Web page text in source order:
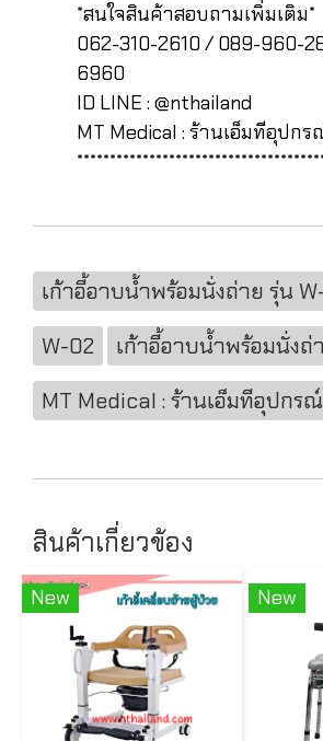
*สนใจสินค้าสอบถามเพิ่มเติม*
062-310-2610 / 089-960-
6960
ID LINE : @nthailand
MT Medical : ร้านเอ็มทีอุปก
เก้าอี้อาบน้ำพร้อมนั่งถ่าย รุ่น
W-02
เก้าอี้อาบน้ำพร้อมนั่งถ่
MT Medical : ร้านเอ็มทีอุปกร
สินค้าเกี่ยวข้อง
New New